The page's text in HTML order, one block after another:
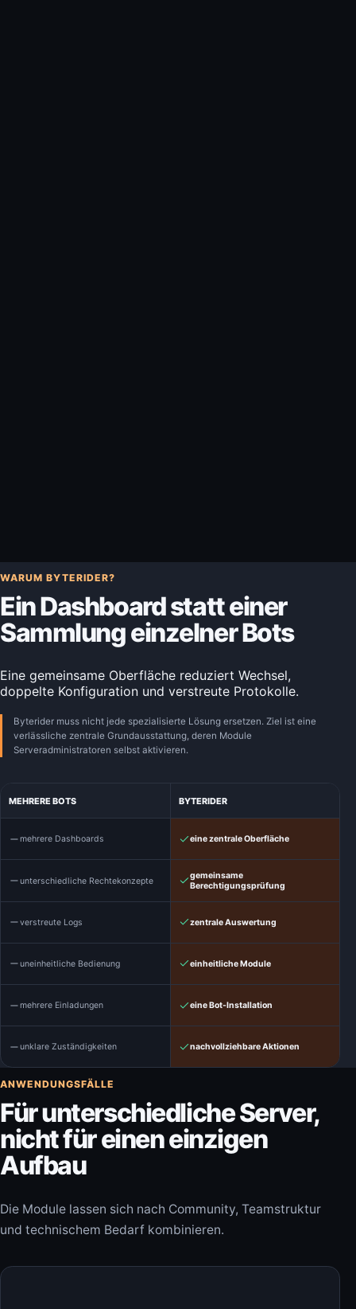
WARUM BYTERIDER?
Ein Dashboard statt einer
Sammlung einzelner Bots
Eine gemeinsame Oberfläche reduziert Wechsel,
doppelte Konfiguration und verstreute Protokolle.
Byterider muss nicht jede spezialisierte Lösung ersetzen. Ziel ist eine
verlässliche zentrale Grundausstattung, deren Module
Serveradministratoren selbst aktivieren.
MEHRERE BOTS BYTERIDER
mehrere Dashboards eine zentrale Oberfläche
unterschiedliche Rechtekonzepte
gemeinsame
Berechtigungsprüfung
verstreute Logs zentrale Auswertung
uneinheitliche Bedienung einheitliche Module
mehrere Einladungen eine Bot-Installation
unklare Zuständigkeiten nachvollziehbare Aktionen
ANWENDUNGSFÄLLE
Für unterschiedliche Server,
nicht für einen einzigen
Aufbau
Die Module lassen sich nach Community, Teamstruktur
und technischem Bedarf kombinieren.